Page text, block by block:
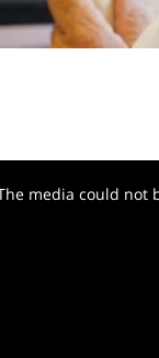
media could not